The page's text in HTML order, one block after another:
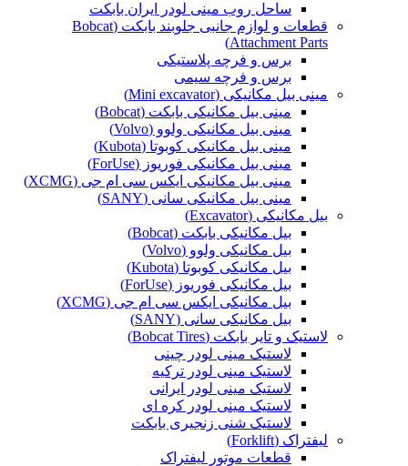
ساحل روب مینی لودر ایران بابکت
قطعات و لوازم جانبی جلوبند بابکت (Bobcat
Attachment Parts)
برس و فرچه پلاستیکی
برس و فرچه سیمی
مینی بیل مکانیکی (Mini excavator)
مینی بیل مکانیکی بابکت (Bobcat)
مینی بیل مکانیکی ولوو (Volvo)
مینی بیل مکانیکی کوبوتا (Kubota)
مینی بیل مکانیکی فوریوز (ForUse)
مینی بیل مکانیکی ایکس سی ام جی (XCMG)
مینی بیل مکانیکی سانی (SANY)
بیل مکانیکی (Excavator)
بیل مکانیکی بابکت (Bobcat)
بیل مکانیکی ولوو (Volvo)
بیل مکانیکی کوبوتا (Kubota)
بیل مکانیکی فوریوز (ForUse)
بیل مکانیکی ایکس سی ام جی (XCMG)
بیل مکانیکی سانی (SANY)
لاستیک و تایر بابکت (Bobcat Tires)
لاستیک مینی لودر چینی
لاستیک مینی لودر ترکیه
لاستیک مینی لودر ایرانی
لاستیک مینی لودر کره ای
لاستیک شنی زنجیری بابکت
لیفتراک (Forklift)
قطعات موتور لیفتراک